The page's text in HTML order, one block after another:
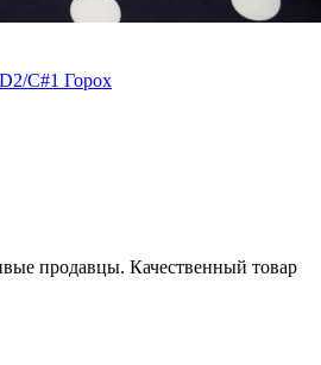
C#1 Горох
продавцы. Качественный товар